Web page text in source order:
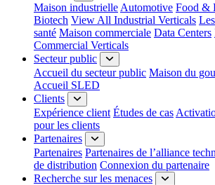
Maison industrielle Automotive Food &
Biotech View All Industrial Verticals
santé Maison commerciale Data Centers
Commercial Verticals
Secteur public
Accueil du secteur public Maison du
Accueil SLED
Clients
Expérience client Études de cas
pour les clients
Partenaires
Partenaires Partenaires de l’alliance
de distribution Connexion du partenaire
Recherche sur les menaces